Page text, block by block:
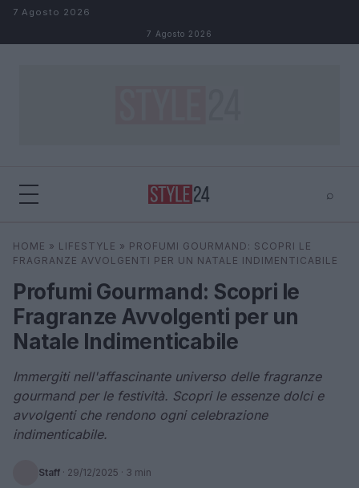
Salta al contenuto
7 Agosto 2026
7 Agosto 2026
⌕
Cerca ⌕
HOME » LIFESTYLE » PROFUMI GOURMAND: SCOPRI LE
FRAGRANZE AVVOLGENTI PER UN NATALE INDIMENTICABILE
Profumi Gourmand: Scopri le
Fragranze Avvolgenti per un
Natale Indimenticabile
Immergiti nell'affascinante universo delle fragranze
gourmand per le festività. Scopri le essenze dolci e
avvolgenti che rendono ogni celebrazione
indimenticabile.
Staff · 29/12/2025 · 3 min